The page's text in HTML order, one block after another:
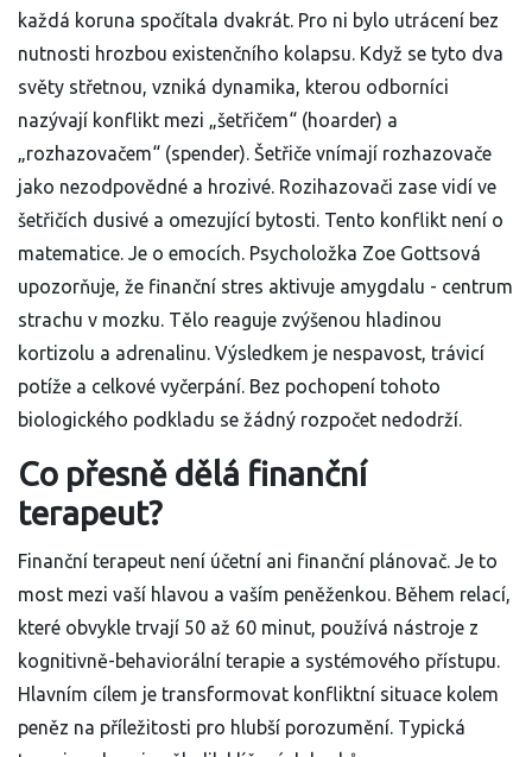
každá koruna spočítala dvakrát. Pro ni bylo utrácení bez
nutnosti hrozbou existenčního kolapsu. Když se tyto dva
světy střetnou, vzniká dynamika, kterou odborníci
nazývají konflikt mezi „šetřičem“ (hoarder) a
„rozhazovačem“ (spender). Šetřiče vnímají rozhazovače
jako nezodpovědné a hrozivé. Rozihazovači zase vidí ve
šetřičích dusivé a omezující bytosti. Tento konflikt není o
matematice. Je o emocích. Psycholožka Zoe Gottsová
upozorňuje, že finanční stres aktivuje amygdalu - centrum
strachu v mozku. Tělo reaguje zvýšenou hladinou
kortizolu a adrenalinu. Výsledkem je nespavost, trávicí
potíže a celkové vyčerpání. Bez pochopení tohoto
biologického podkladu se žádný rozpočet nedodrží.
Co přesně dělá finanční
terapeut?
Finanční terapeut není účetní ani finanční plánovač. Je to
most mezi vaší hlavou a vaším peněženkou. Během relací,
které obvykle trvají 50 až 60 minut, používá nástroje z
kognitivně-behaviorální terapie a systémového přístupu.
Hlavním cílem je transformovat konfliktní situace kolem
peněz na příležitosti pro hlubší porozumění. Typická